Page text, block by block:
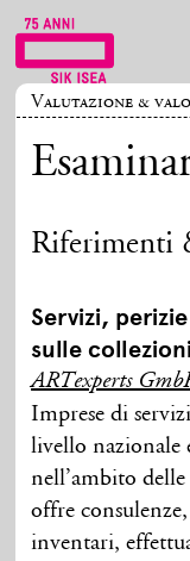
Valutazione &
Riferimenti
Servizi,
sulle
ARTexperts
Imprese di
livello nazionale
nell’ambito
offre consulenze,
inventari,